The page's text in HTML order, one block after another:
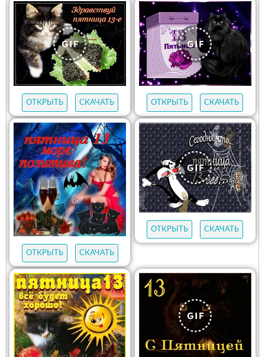
ОТКРЫТЬ СКАЧАТЬ ОТКРЫТЬ СКАЧАТЬ
ОТКРЫТЬ СКАЧАТЬ
ОТКРЫТЬ СКАЧАТЬ